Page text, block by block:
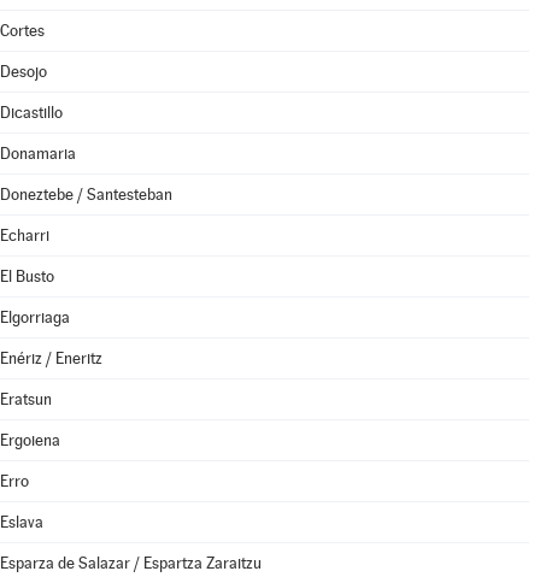
Cortes
Desojo
Dicastillo
Donamaria
Doneztebe / Santesteban
Echarri
El Busto
Elgorriaga
Enériz / Eneritz
Eratsun
Ergoiena
Erro
Eslava
Esparza de Salazar / Espartza Zaraitzu